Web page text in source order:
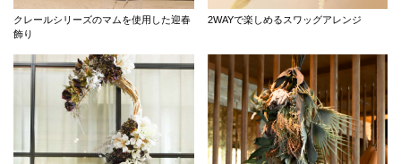
クレールシリーズのマムを使用した迎春
飾り
2WAYで楽しめるスワッグアレンジ